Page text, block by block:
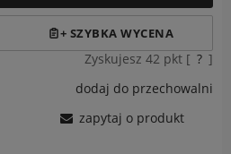
Zyskujesz 42 pkt [ ? ]
dodaj do przechowalni
zapytaj o produkt